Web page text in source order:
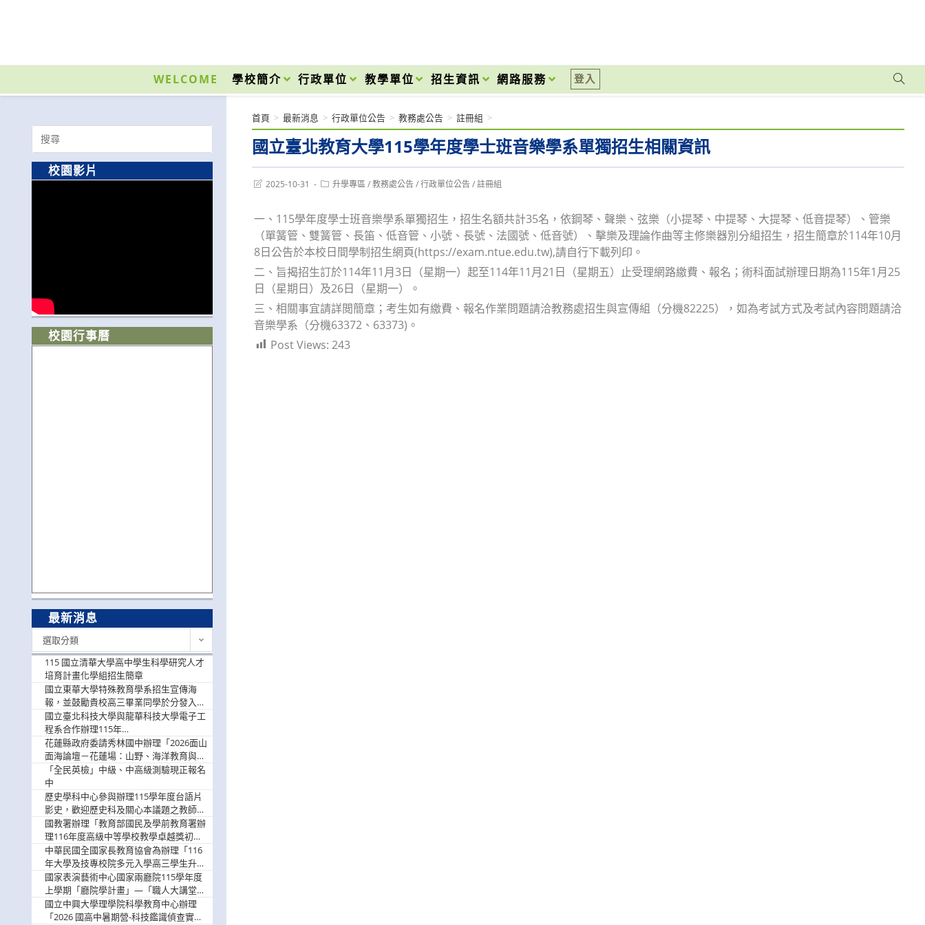
內
WELCOME 學校簡介 行政單位 教學單位 招生資訊 網路服務 登入
國立臺北教育大學115學年度學士班音樂學系單獨招生相關資訊
首頁 > 最新消息 > 行政單位公告 > 教務處公告 > 註冊組 >
Post2025-10-31
Post升學專區 / 教務處公告 / 行政單位公告 / 註冊組
一、115學年度學士班音樂學系單獨招生，招生名額共計35名，依鋼琴、聲樂、弦樂（小提琴、中提琴、大提琴、低音提琴）、管樂
（單簧管、雙簧管、長笛、低音管、小號、長號、法國號、低音號）、擊樂及理論作曲等主修樂器別分組招生，招生簡章於114年10月
8日公告於本校日間學制招生網頁(https://exam.ntue.edu.tw),請自行下載列印。
二、旨揭招生訂於114年11月3日（星期一）起至114年11月21日（星期五）止受理網路繳費、報名；術科面試辦理日期為115年1月25
日（星期日）及26日（星期一）。
三、相關事宜請詳閲簡章；考生如有繳費、報名作業問題請洽教務處招生與宣傳組（分機82225），如為考試方式及考試內容問題請洽
音樂學系（分機63372、63373)。
Post Views: 243
Search
for:
校園影片
校園行事曆
最新消息
選取分類
115 國立清華大學高中學生科學研究人才
培育計畫化學組招生簡章
國立東華大學特殊教育學系招生宣傳海
報，並鼓勵貴校高三畢業同學於分發入學
階段踴躍選填。
國立臺北科技大學與龍華科技大學電子工
程系合作辦理115年
「115.08.10~08.12「AI賦能應用於智慧半
導體研習營」，歡迎學生踴躍報名參加
花蓮縣政府委請秀林國中辦理「2026面山
面海論壇－花蓮場：山野、海洋教育與戶
外安全實務課程」，歡迎踴躍報名參加
「全民英檢」中級、中高級測驗現正報名
中
歷史學科中心參與辦理115學年度台語片
影史，歡迎歷史科及關心本議題之教師踴
躍報名參加
國教署辦理「教育部國民及學前教育署辦
理116年度高級中等學校教學卓越獎初選
實施計畫」，鼓勵教師踴躍報名
中華民國全國家長教育協會為辦理「116
年大學及技專校院多元入學高三學生升學
輔導家長說明會」
國家表演藝術中心國家兩廳院115學年度
上學期「廳院學計畫」—「職人大講堂」
及「一日體驗課程」，鼓勵踴躍報名參
與。
國立中興大學理學院科學教育中心辦理
「2026 國高中暑期營-科技鑑識偵查實戰